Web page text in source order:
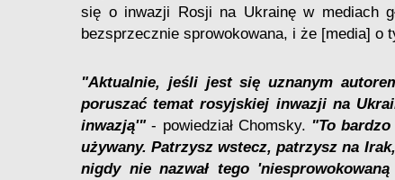
się o inwazji Rosji na Ukrainę w mediach
bezsprzecznie sprowokowana, i że [media] o
"Aktualnie, jeśli jest się uznanym
poruszać temat rosyjskiej inwazji na
inwazją'"- powiedział Chomsky. "To
używany. Patrzysz wstecz, patrzysz na
nigdy nie nazwał tego